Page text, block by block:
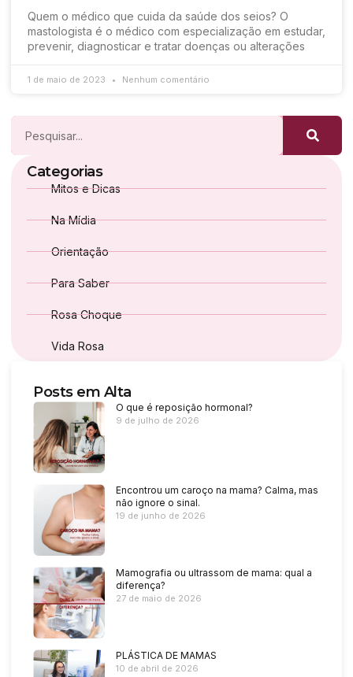
Quem o médico que cuida da saúde dos seios? O
mastologista é o médico com especialização em estudar,
prevenir, diagnosticar e tratar doenças ou alterações
1 de maio de 2023 Nenhum comentário
Categorias
Mitos e Dicas
Na Mídia
Orientação
Para Saber
Rosa Choque
Vida Rosa
Posts em Alta
O que é reposição hormonal?
9 de julho de 2026
Encontrou um caroço na mama? Calma, mas
não ignore o sinal.
19 de junho de 2026
Mamografia ou ultrassom de mama: qual a
diferença?
27 de maio de 2026
PLÁSTICA DE MAMAS
10 de abril de 2026